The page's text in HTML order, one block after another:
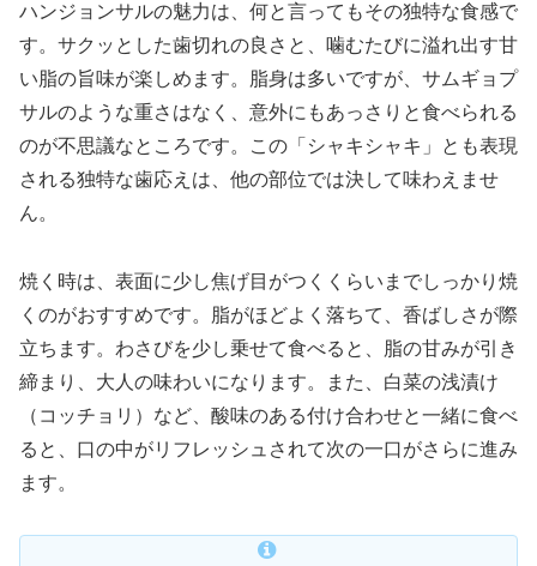
ハンジョンサルの魅力は、何と言ってもその独特な食感で
す。サクッとした歯切れの良さと、噛むたびに溢れ出す甘
い脂の旨味が楽しめます。脂身は多いですが、サムギョプ
サルのような重さはなく、意外にもあっさりと食べられる
のが不思議なところです。この「シャキシャキ」とも表現
される独特な歯応えは、他の部位では決して味わえませ
ん。
焼く時は、表面に少し焦げ目がつくくらいまでしっかり焼
くのがおすすめです。脂がほどよく落ちて、香ばしさが際
立ちます。わさびを少し乗せて食べると、脂の甘みが引き
締まり、大人の味わいになります。また、白菜の浅漬け
（コッチョリ）など、酸味のある付け合わせと一緒に食べ
ると、口の中がリフレッシュされて次の一口がさらに進み
ます。